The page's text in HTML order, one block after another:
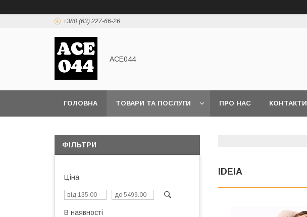
+380 (63) 227-66-26
ACE044
ГОЛОВНА ТОВАРИ ТА ПОСЛУГИ ПРО НАС КОНТАКТИ
IDEIA
ФІЛЬТРИ
Ціна
В наявності